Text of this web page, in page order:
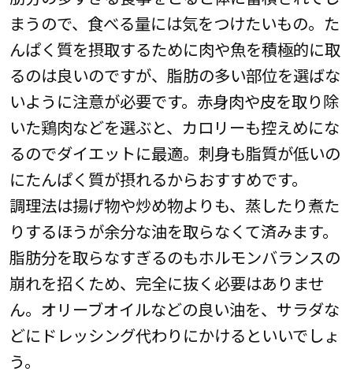
まうので、食べる量には気をつけたいもの。た
んぱく質を摂取するために肉や魚を積極的に取
るのは良いのですが、脂肪の多い部位を選ばな
いように注意が必要です。赤身肉や皮を取り除
いた鶏肉などを選ぶと、カロリーも控えめにな
るのでダイエットに最適。刺身も脂質が低いの
にたんぱく質が摂れるからおすすめです。
調理法は揚げ物や炒め物よりも、蒸したり煮た
りするほうが余分な油を取らなくて済みます。
脂肪分を取らなすぎるのもホルモンバランスの
崩れを招くため、完全に抜く必要はありませ
ん。オリーブオイルなどの良い油を、サラダな
どにドレッシング代わりにかけるといいでしょ
う。